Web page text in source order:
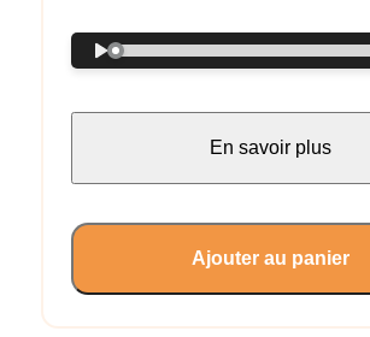
En savoir plus
Ajouter au panier